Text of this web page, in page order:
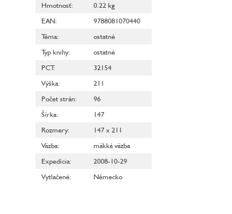
Hmotnosť:
0.22 kg
EAN:
9788081070440
Téma:
ostatné
Typ knihy:
ostatné
PCT:
32154
Výška:
211
Počet strán:
96
Šírka:
147
Rozmery:
147 x 211
Väzba:
mäkká väzba
Expedícia:
2008-10-29
Vytlačené: Německo